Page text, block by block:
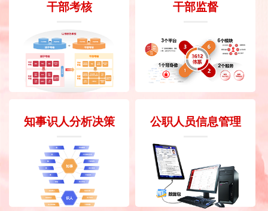
干部考核 干部监督
知事识人分析决策 公职人员信息管理